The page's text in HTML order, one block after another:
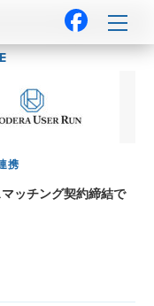
携
ッチング契約締結で